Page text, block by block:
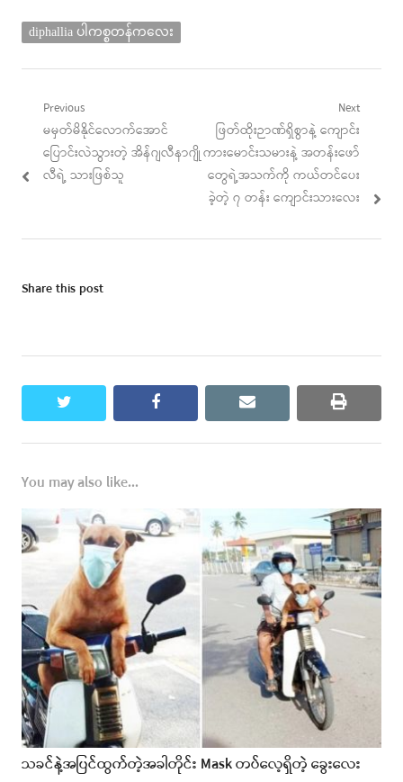
diphallia ပါကစ္စတန်ကလေး
Post
navigation
Previous
Previous
post:
မမှတ်မိနိုင်လောက်အောင်
ပြောင်းလဲသွားတဲ့ အိန်ဂျလီနာဂျို
လီရဲ့ သားဖြစ်သူ
Next
Next
post:
ဖြတ်ထိုးဉာဏ်ရှိစွာနဲ့ ကျောင်း
ကားမောင်းသမားနဲ့ အတန်းဖော်
တွေရဲ့အသက်ကို ကယ်တင်ပေး
ခဲ့တဲ့ ၇ တန်း ကျောင်းသားလေး
Share this post
twitter facebook email print
You may also like...
သခင်နဲ့အပြင်ထွက်တဲ့အခါတိုင်း Mask တပ်လေ့ရှိတဲ့ ခွေးလေး